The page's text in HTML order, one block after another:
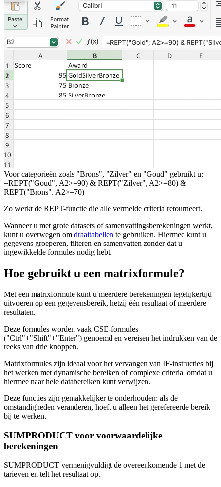
Voor categorieën zoals "Brons", "Zilver" en "Goud" gebruikt u:
=REPT("Goud", A2>=90) & REPT("Zilver", A2>=80) &
REPT("Brons", A2>=70)
Zo werkt de REPT-functie die alle vermelde criteria retourneert.
Wanneer u met grote datasets of samenvattingsberekeningen werkt,
kunt u overwegen om draaitabellen te gebruiken. Hiermee kunt u
gegevens groeperen, filteren en samenvatten zonder dat u
ingewikkelde formules nodig hebt.
Hoe gebruikt u een matrixformule?
Met een matrixformule kunt u meerdere berekeningen tegelijkertijd
uitvoeren op een gegevensbereik, hetzij één resultaat of meerdere
resultaten.
Deze formules worden vaak CSE-formules
("Ctrl"+"Shift"+"Enter") genoemd en vereisen het indrukken van de
reeks van drie knoppen.
Matrixformules zijn ideaal voor het vervangen van IF-instructies bij
het werken met dynamische bereiken of complexe criteria, omdat u
hiermee naar hele databereiken kunt verwijzen.
Deze functies zijn gemakkelijker te onderhouden: als de
omstandigheden veranderen, hoeft u alleen het gerefereerde bereik
bij te werken.
SUMPRODUCT voor voorwaardelijke
berekeningen
SUMPRODUCT vermenigvuldigt de overeenkomende 1 met de
tarieven en telt het resultaat op.